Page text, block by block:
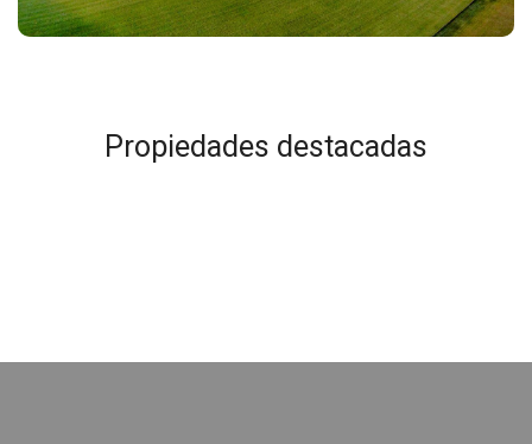
Propiedades destacadas